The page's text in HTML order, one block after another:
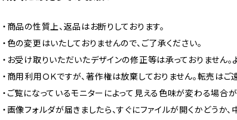
・商品の性質上、返品はお断りしております。
・色の変更はいたしておりませんので、ご了承ください。
・お受け取りいただいたデザインの修正等は承っておりません。
・商用利用ＯＫですが、著作権は放棄しておりません。転売はご
・ご覧になっているモニターによって見える色味が変わる場合が
・画像フォルダが届きましたら、すぐにファイルが開くかどうか